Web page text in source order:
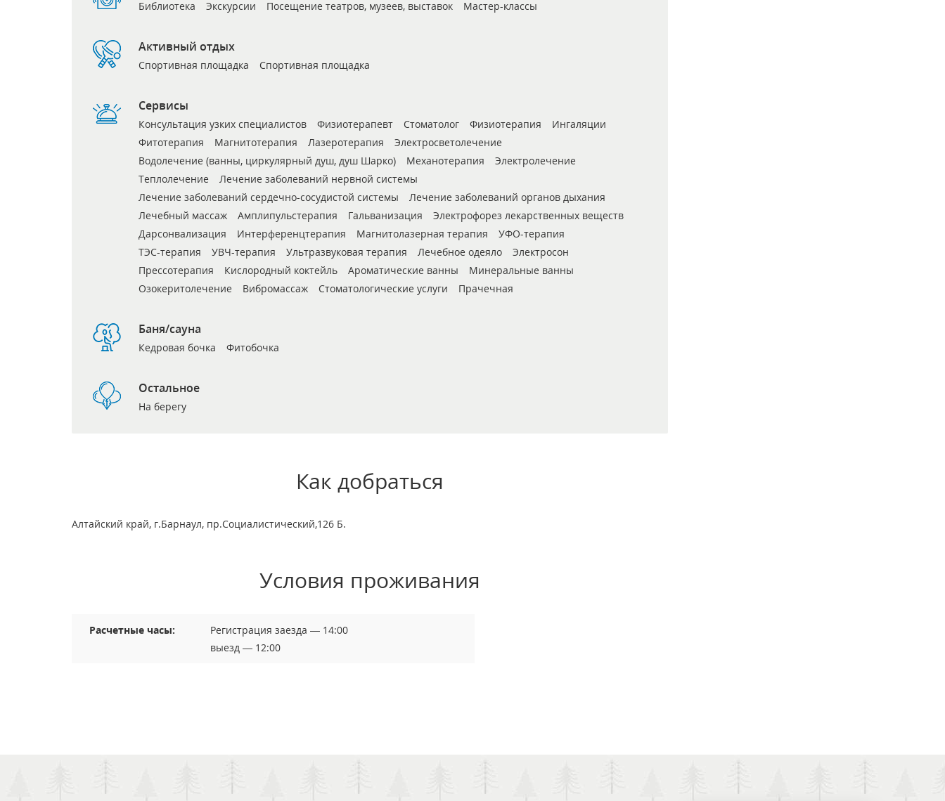
Библиотека Экскурсии Посещение театров, музеев, выставок Мастер-классы
Активный отдых
Спортивная площадка Спортивная площадка
Сервисы
Консультация узких специалистов Физиотерапевт Стоматолог Физиотерапия
Ингаляции
Фитотерапия
Магнитотерапия Лазеротерапия
Электросветолечение
Водолечение (ванны, циркулярный душ, душ Шарко)
Механотерапия
Электролечение
Теплолечение
Лечение заболеваний нервной системы
Лечение заболеваний сердечно-сосудистой системы
Лечение заболеваний органов дыхания
Лечебный массаж
Амплипульстерапия Гальванизация
Электрофорез лекарственных веществ
Дарсонвализация
Интерференцтерапия Магнитолазерная терапия
УФО-терапия
ТЭС-терапия
УВЧ-терапия Ультразвуковая терапия Лечебное одеяло
Электросон
Прессотерапия
Кислородный коктейль Ароматические ванны
Минеральные ванны
Озокеритолечение
Вибромассаж Стоматологические услуги Прачечная
Баня/сауна
Кедровая бочка Фитобочка
Остальное
На берегу
Как добраться
Алтайский край, г.Барнаул, пр.Социалистический,126 Б.
Условия проживания
Расчетные часы:
Регистрация заезда — 14:00
выезд — 12:00